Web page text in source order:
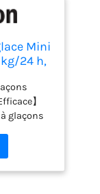
Mini
24 h,
pour
】
glaçons
une